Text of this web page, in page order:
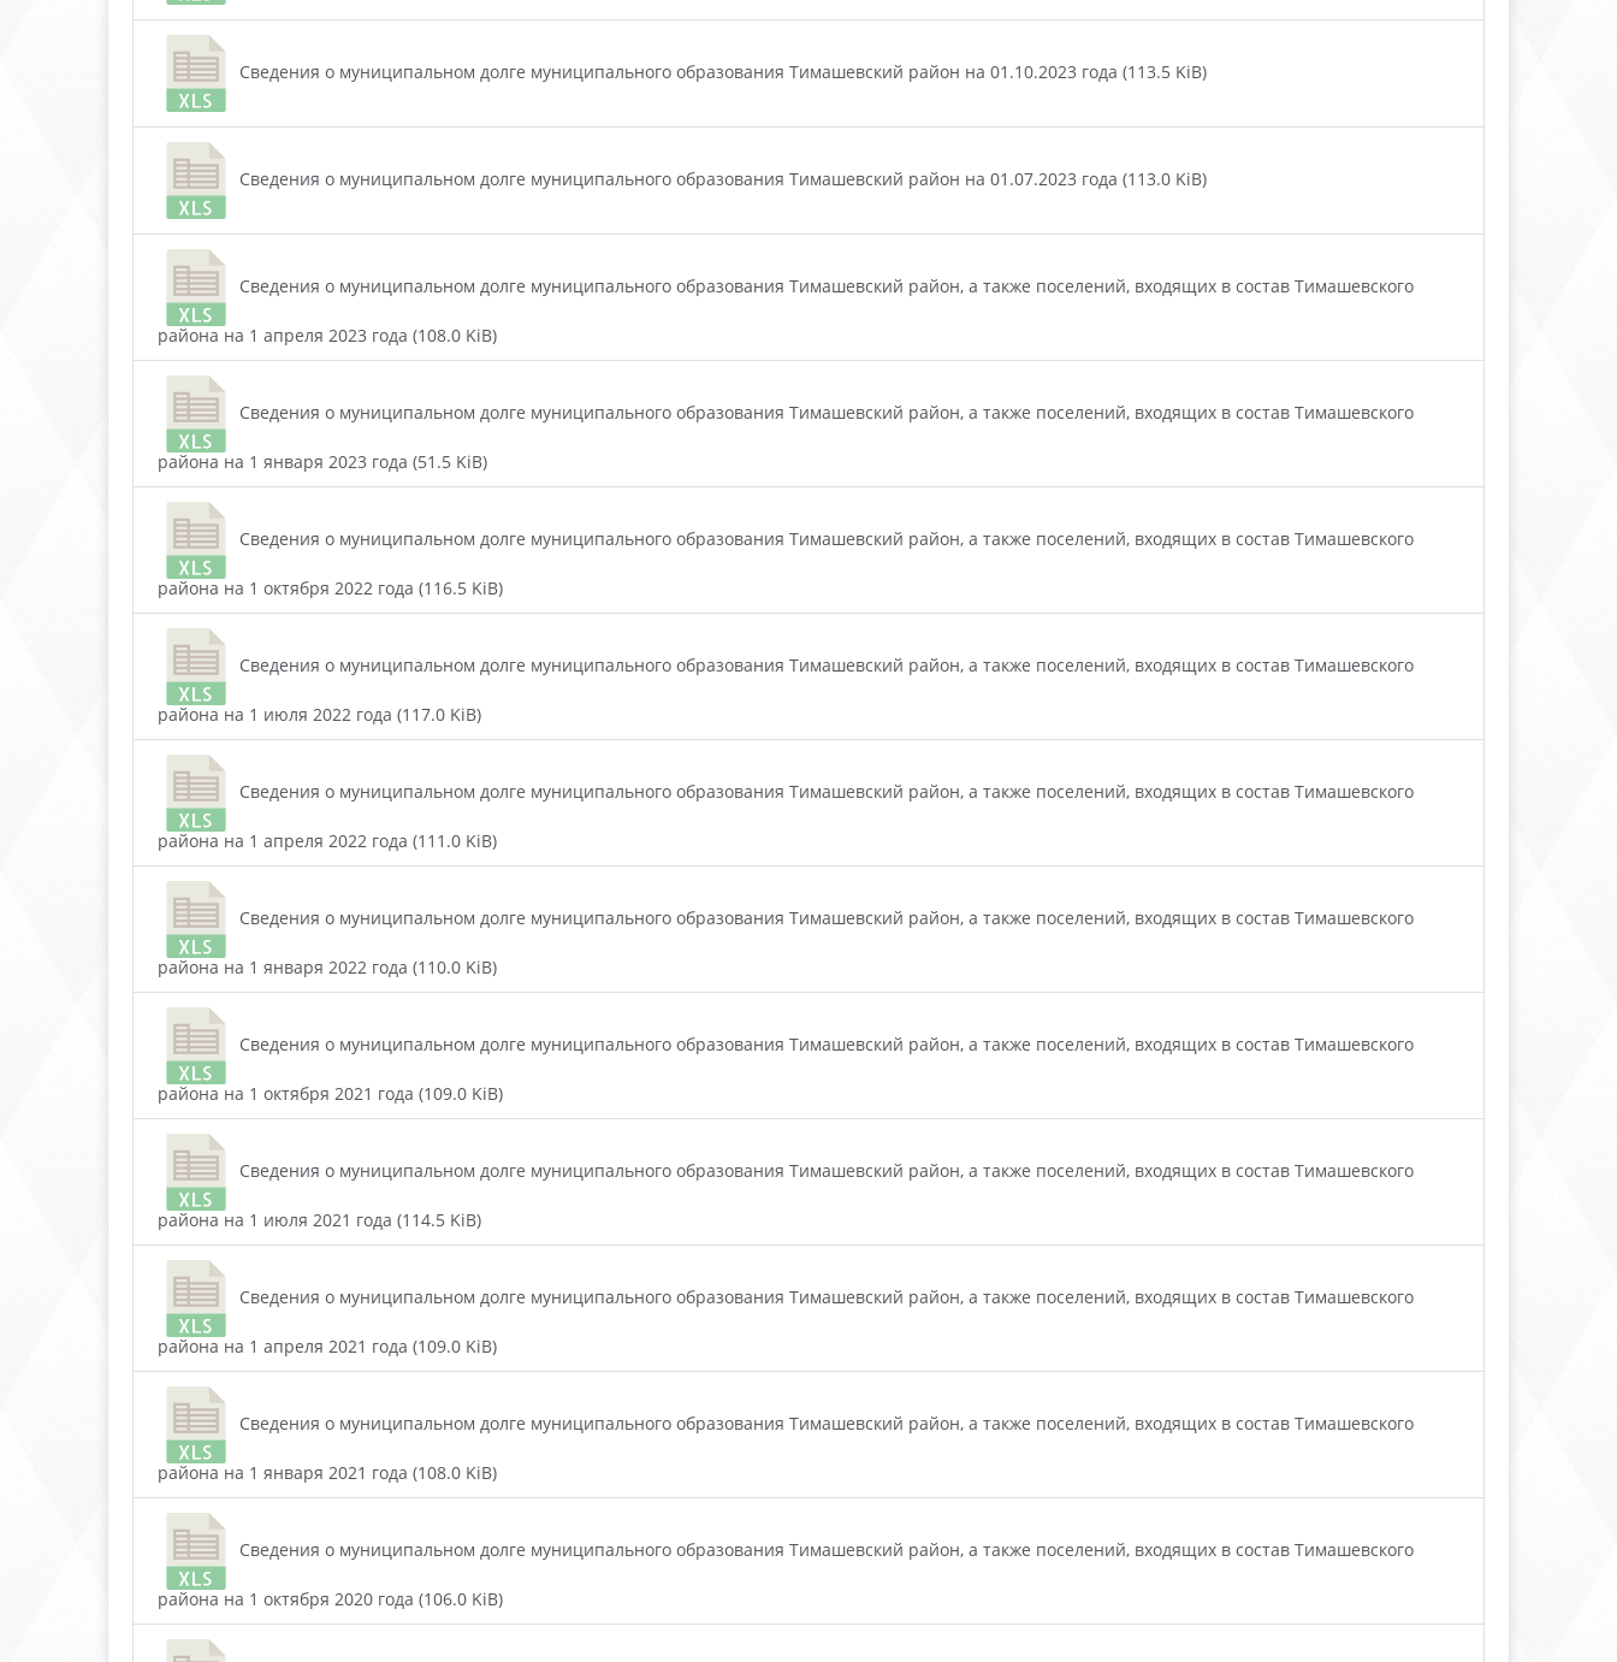
Сведения о муниципальном долге муниципального образования Тимашевский район на 01.10.2023 года (113.5 KiB)
Сведения о муниципальном долге муниципального образования Тимашевский район на 01.07.2023 года (113.0 KiB)
Сведения о муниципальном долге муниципального образования Тимашевский район, а также поселений, входящих в состав Тимашевского
района на 1 апреля 2023 года (108.0 KiB)
Сведения о муниципальном долге муниципального образования Тимашевский район, а также поселений, входящих в состав Тимашевского
района на 1 января 2023 года (51.5 KiB)
Сведения о муниципальном долге муниципального образования Тимашевский район, а также поселений, входящих в состав Тимашевского
района на 1 октября 2022 года (116.5 KiB)
Сведения о муниципальном долге муниципального образования Тимашевский район, а также поселений, входящих в состав Тимашевского
района на 1 июля 2022 года (117.0 KiB)
Сведения о муниципальном долге муниципального образования Тимашевский район, а также поселений, входящих в состав Тимашевского
района на 1 апреля 2022 года (111.0 KiB)
Сведения о муниципальном долге муниципального образования Тимашевский район, а также поселений, входящих в состав Тимашевского
района на 1 января 2022 года (110.0 KiB)
Сведения о муниципальном долге муниципального образования Тимашевский район, а также поселений, входящих в состав Тимашевского
района на 1 октября 2021 года (109.0 KiB)
Сведения о муниципальном долге муниципального образования Тимашевский район, а также поселений, входящих в состав Тимашевского
района на 1 июля 2021 года (114.5 KiB)
Сведения о муниципальном долге муниципального образования Тимашевский район, а также поселений, входящих в состав Тимашевского
района на 1 апреля 2021 года (109.0 KiB)
Сведения о муниципальном долге муниципального образования Тимашевский район, а также поселений, входящих в состав Тимашевского
района на 1 января 2021 года (108.0 KiB)
Сведения о муниципальном долге муниципального образования Тимашевский район, а также поселений, входящих в состав Тимашевского
района на 1 октября 2020 года (106.0 KiB)